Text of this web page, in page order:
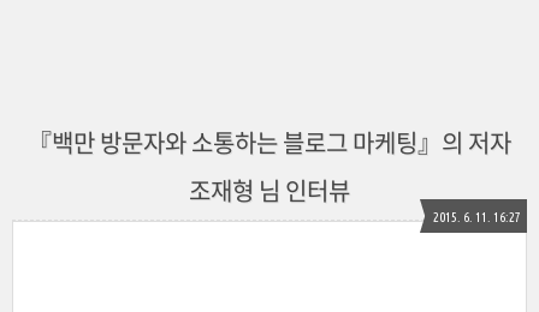
『백만 방문자와 소통하는 블로그 마케팅』의 저자
조재형 님 인터뷰
2015. 6. 11. 16:27